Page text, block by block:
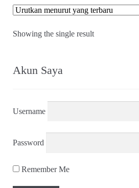
Showing the single result
Akun Saya
Username
Password
Remember Me